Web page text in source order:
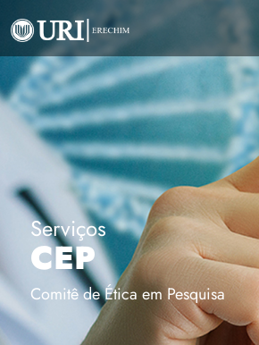
Serviços
CEP
Comitê de Ética em Pesquisa